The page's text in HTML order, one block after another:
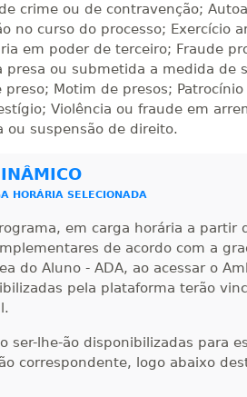
Visualizar
Visualizar
Visualizar
Visualizar
crime ou de contravenção;
no curso do processo; Exercício
em poder de terceiro; Fraude
presa ou submetida a medida de
Motim de presos;
Violência ou fraude em
ou suspensão de direito.
HORÁRIA SELECIONADA
em carga horária a partir
de acordo com a
do Aluno - ADA, ao acessar o
pela plataforma terão
ser-lhe-ão disponibilizadas para
correspondente, logo abaixo